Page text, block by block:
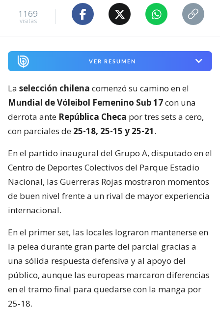
1169
visitas
VER RESUMEN
La selección chilena comenzó su camino en el
Mundial de Vóleibol Femenino Sub 17con una
derrota ante República Checa por tres sets a cero,
con parciales de 25-18, 25-15 y 25-21.
En el partido inaugural del Grupo A, disputado en el
Centro de Deportes Colectivos del Parque Estadio
Nacional, las Guerreras Rojas mostraron momentos
de buen nivel frente a un rival de mayor experiencia
internacional.
En el primer set, las locales lograron mantenerse en
la pelea durante gran parte del parcial gracias a
una sólida respuesta defensiva y al apoyo del
público, aunque las europeas marcaron diferencias
en el tramo final para quedarse con la manga por
25-18.